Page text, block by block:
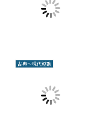
古典～現代短歌